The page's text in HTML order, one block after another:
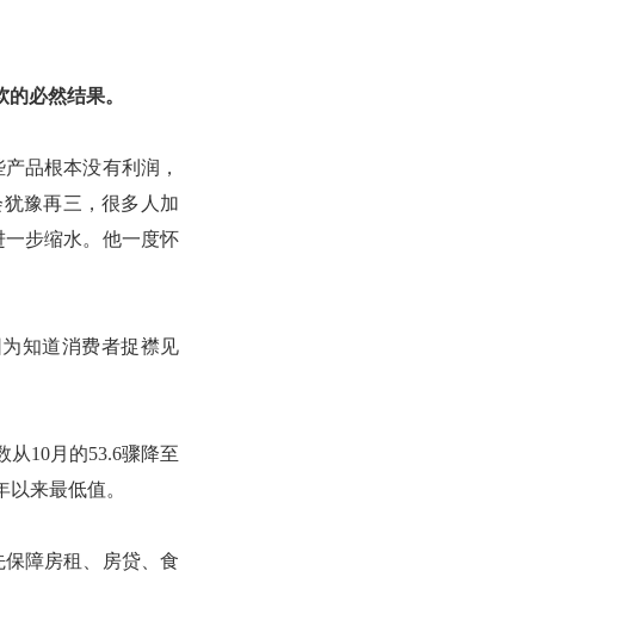
必然结果。
产品根本没有利润，
豫再三，很多人加
步缩水。 他一度怀
知道消费者捉襟见
从10月的53.6骤降至
以来最低值。
障房租、房贷、食